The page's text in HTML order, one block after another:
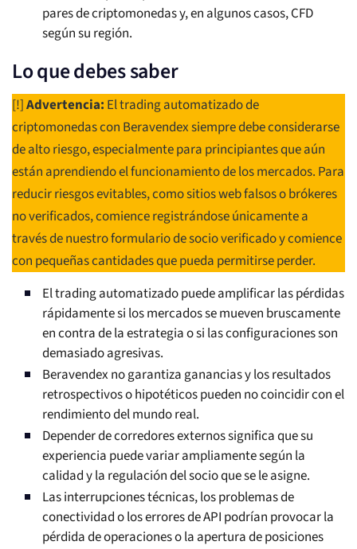
pares de criptomonedas y, en algunos casos, CFD
según su región.
Lo que debes saber
[!]Advertencia: El trading automatizado de
criptomonedas con Beravendex siempre debe considerarse
de alto riesgo, especialmente para principiantes que aún
están aprendiendo el funcionamiento de los mercados. Para
reducir riesgos evitables, como sitios web falsos o brókeres
no verificados, comience registrándose únicamente a
través de nuestro formulario de socio verificado y comience
con pequeñas cantidades que pueda permitirse perder.
El trading automatizado puede amplificar las pérdidas
rápidamente si los mercados se mueven bruscamente
en contra de la estrategia o si las configuraciones son
demasiado agresivas.
Beravendex no garantiza ganancias y los resultados
retrospectivos o hipotéticos pueden no coincidir con el
rendimiento del mundo real.
Depender de corredores externos significa que su
experiencia puede variar ampliamente según la
calidad y la regulación del socio que se le asigne.
Las interrupciones técnicas, los problemas de
conectividad o los errores de API podrían provocar la
pérdida de operaciones o la apertura de posiciones